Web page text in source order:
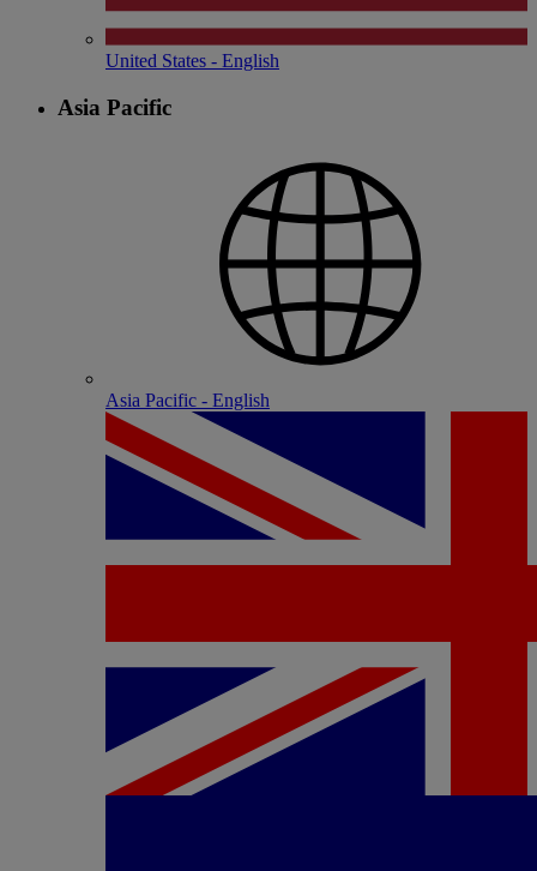
United States - English
Asia Pacific
Asia Pacific - English